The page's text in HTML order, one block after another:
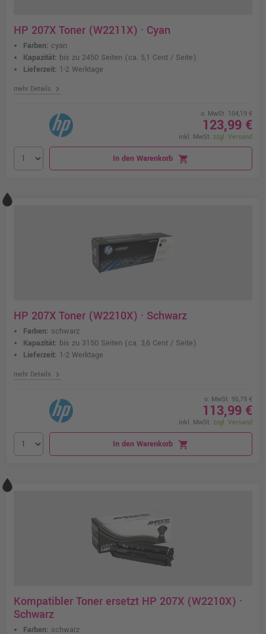
HP 207X Toner (W2211X) · Cyan
Farben: cyan
Kapazität: bis zu 2450 Seiten (ca. 5,1 Cent / Seite)
Lieferzeit: 1-2 Werktage
mehr Details chevron_right
o. MwSt. 104,19 €
123,99 €
inkl. MwSt. zzgl. Versand
In den Warenkorb shopping_cart
HP 207X Toner (W2210X) · Schwarz
Farben: schwarz
Kapazität: bis zu 3150 Seiten (ca. 3,6 Cent / Seite)
Lieferzeit: 1-2 Werktage
mehr Details chevron_right
o. MwSt. 95,79 €
113,99 €
inkl. MwSt. zzgl. Versand
In den Warenkorb shopping_cart
Kompatibler Toner ersetzt HP 207X (W2210X) ·
Schwarz
Farben: schwarz